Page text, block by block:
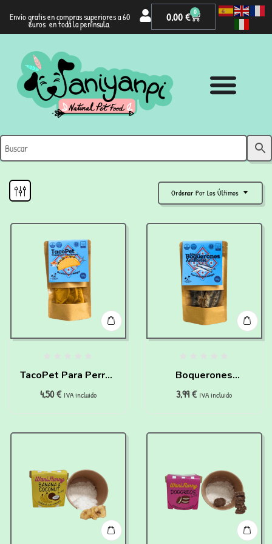
Envío gratis en compras superiores a 60
euros en toda la península.
0,00€ 0
Ordenar Por Los Últimos
TacoPet Para Perros
Y Gatos (120 gr)
4,50€ IVA incluido
Boquerones
Deshidratados Para
Gr)
3,99€ IVA incluido